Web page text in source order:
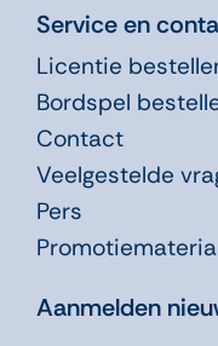
Service en
Licentie
Bordspel
Contact
Veelgestelde
Pers
Aanmelden